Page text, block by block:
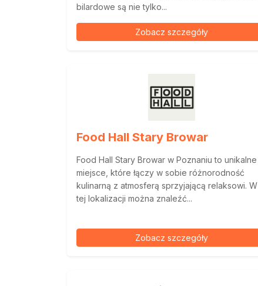
bilardowe są nie tylko...
Zobacz szczegóły
Food Hall Stary Browar
Food Hall Stary Browar w Poznaniu to unikalne
miejsce, które łączy w sobie różnorodność
kulinarną z atmosferą sprzyjającą relaksowi. W
tej lokalizacji można znaleźć...
Zobacz szczegóły